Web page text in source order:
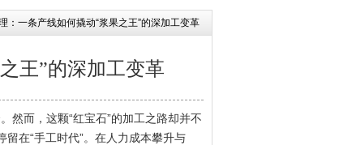
：一条产线如何撬动“浆果之王”的深加工变革
王”的深加工变革
而，这颗“红宝石”的加工之路却并不
在“手工时代”。在人力成本攀升与